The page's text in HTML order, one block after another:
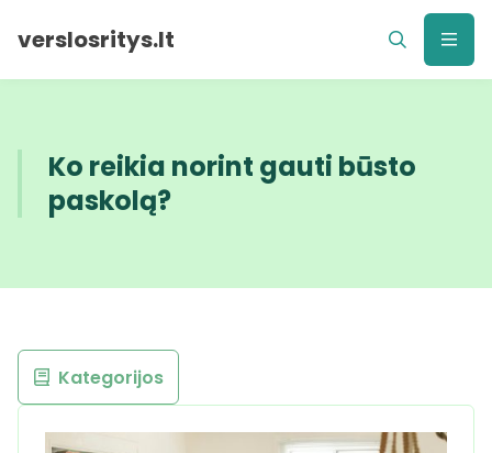
verslosritys.lt
Ko reikia norint gauti būsto
paskolą?
Kategorijos